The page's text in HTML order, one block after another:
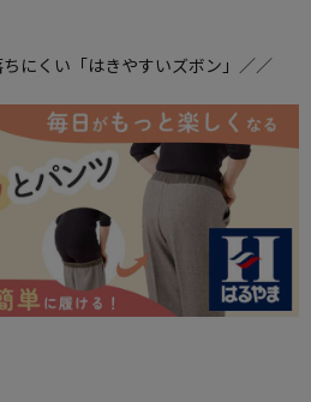
にくい「はきやすいズボン」／／